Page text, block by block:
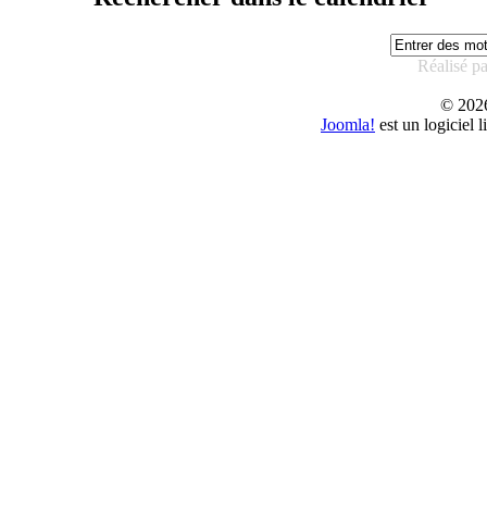
Réalisé
©
Joomla! est un logiciel